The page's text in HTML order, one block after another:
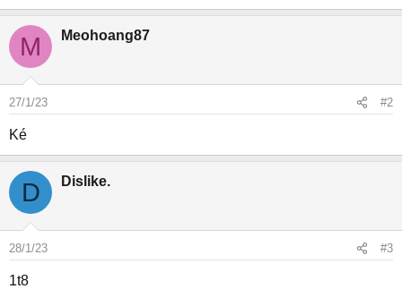
e
a
t
o
n
s
M Meohoang87
27/1/23 #2
Ké
D Dislike.
28/1/23 #3
1t8